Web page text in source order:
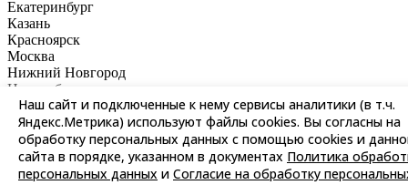
Наш сайт и подключенные к нему сервисы аналитики (в т.ч.
Яндекс.Метрика) используют файлы cookies. Вы согласны на
обработку персональных данных с помощью cookies и
сайта в порядке, указанном в документах Политика
персональных данных и Согласие на обработку
Екатеринбург
Казань
Красноярск
Москва
Нижний Новгород
Новосибирск
Омск
Пермь
Ростов-на-Дону
Самара
Санкт-Петербург